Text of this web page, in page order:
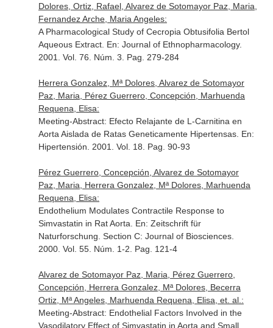
Dolores, Ortiz, Rafael, Alvarez de Sotomayor Paz, Maria,
Fernandez Arche, Maria Angeles:
A Pharmacological Study of Cecropia Obtusifolia Bertol
Aqueous Extract. En: Journal of Ethnopharmacology.
2001. Vol. 76. Núm. 3. Pag. 279-284
Herrera Gonzalez, Mª Dolores, Alvarez de Sotomayor
Paz, Maria, Pérez Guerrero, Concepción, Marhuenda
Requena, Elisa:
Meeting-Abstract: Efecto Relajante de L-Carnitina en
Aorta Aislada de Ratas Geneticamente Hipertensas. En:
Hipertensión . 2001. Vol. 18. Pag. 90-93
Pérez Guerrero, Concepción, Alvarez de Sotomayor
Paz, Maria, Herrera Gonzalez, Mª Dolores, Marhuenda
Requena, Elisa:
Endothelium Modulates Contractile Response to
Simvastatin in Rat Aorta. En: Zeitschrift für
Naturforschung. Section C: Journal of Biosciences.
2000. Vol. 55. Núm. 1-2. Pag. 121-4
Alvarez de Sotomayor Paz, Maria, Pérez Guerrero,
Concepción, Herrera Gonzalez, Mª Dolores, Becerra
Ortiz, Mª Angeles, Marhuenda Requena, Elisa, et. al.:
Meeting-Abstract: Endothelial Factors Involved in the
Vasodilatory Effect of Simvastatin in Aorta and Small